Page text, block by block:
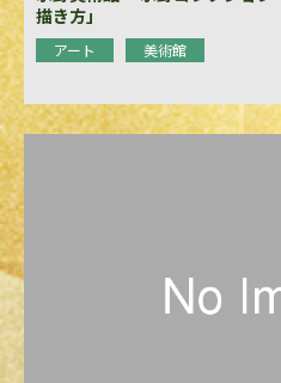
描き方」
アート 美術館